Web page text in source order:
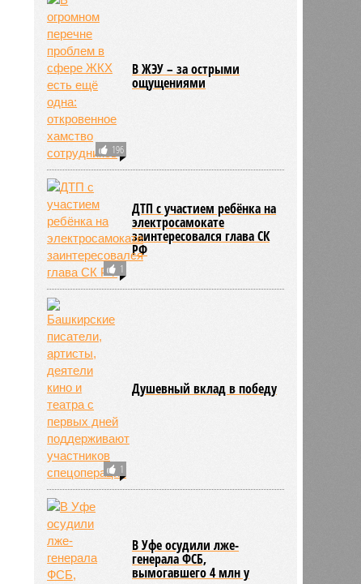
196
В ЖЭУ – за острыми
ощущениями
1
ДТП с участием ребёнка на
электросамокате
заинтересовался глава СК
РФ
1
Душевный вклад в победу
В Уфе осудили лже-
генерала ФСБ,
вымогавшего 4 млн у